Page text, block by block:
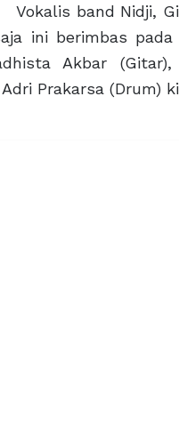
band Nidji,
ini berimbas
Akbar
Prakarsa (Drum)